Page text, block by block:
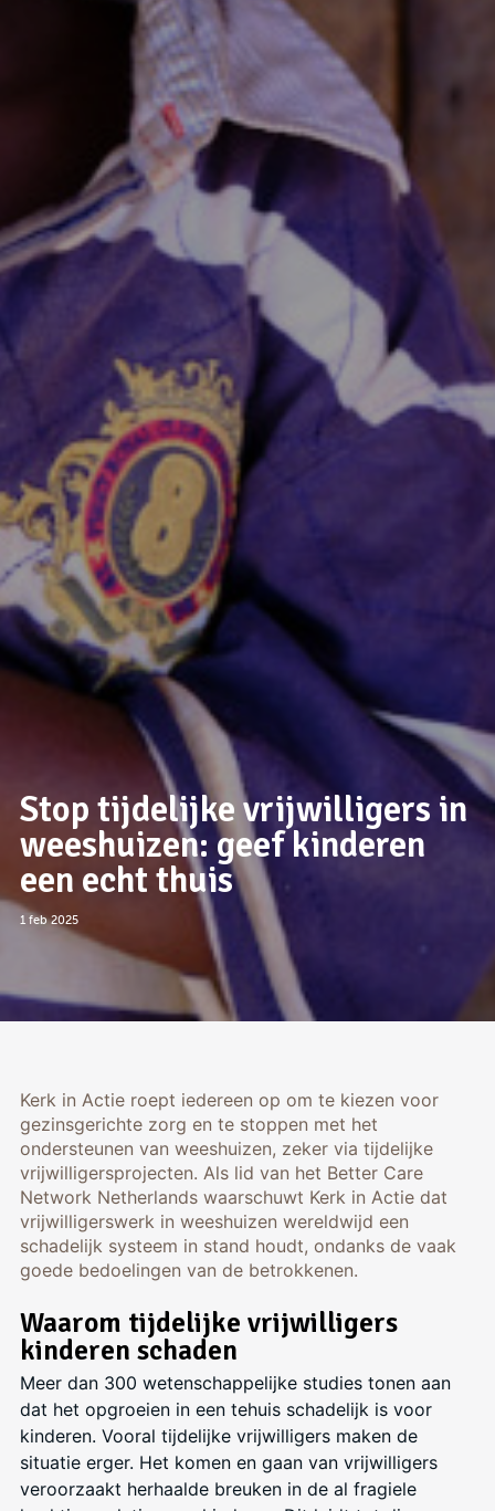
Stop tijdelijke vrijwilligers in
weeshuizen: geef kinderen
een echt thuis
1 feb 2025
Kerk in Actie roept iedereen op om te kiezen voor
gezinsgerichte zorg en te stoppen met het
ondersteunen van weeshuizen, zeker via tijdelijke
vrijwilligersprojecten. Als lid van het Better Care
Network Netherlands waarschuwt Kerk in Actie dat
vrijwilligerswerk in weeshuizen wereldwijd een
schadelijk systeem in stand houdt, ondanks de vaak
goede bedoelingen van de betrokkenen.
Waarom tijdelijke vrijwilligers
kinderen schaden
Meer dan 300 wetenschappelijke studies tonen aan
dat het opgroeien in een tehuis schadelijk is voor
kinderen. Vooral tijdelijke vrijwilligers maken de
situatie erger. Het komen en gaan van vrijwilligers
veroorzaakt herhaalde breuken in de al fragiele